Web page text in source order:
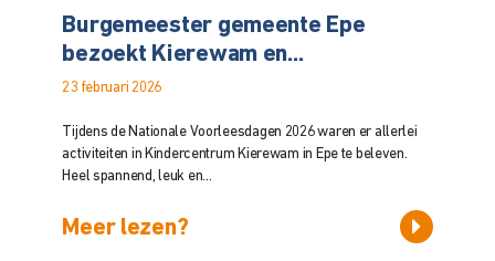
Burgemeester gemeente Epe
bezoekt Kierewam en...
23 februari 2026
Tijdens de Nationale Voorleesdagen 2026 waren er allerlei
activiteiten in Kindercentrum Kierewam in Epe te beleven.
Heel spannend, leuk en...
Meer lezen?